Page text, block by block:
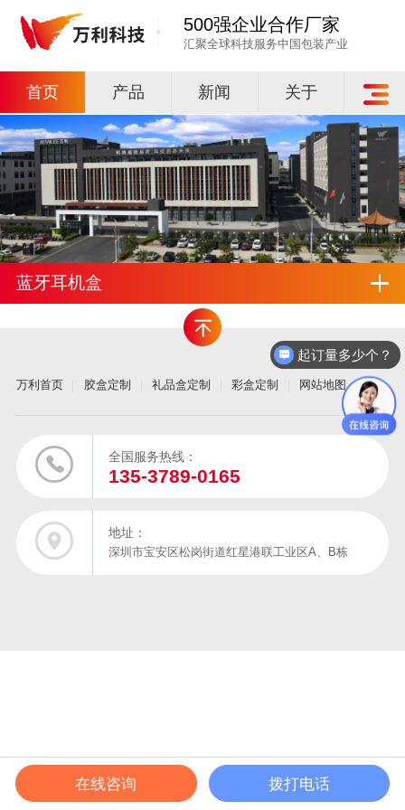
500强企业合作厂家
汇聚全球科技服务中国包装产业
首页 产品 新闻 关于
蓝牙耳机盒
万利首页 胶盒定制 礼品盒定制 彩盒定制 网站地图
全国服务热线：
135-3789-0165
地址：
深圳市宝安区松岗街道红星港联工业区A、B栋
在线电话 成功案例 解决方案
起订量多少个？
在线咨询 拨打电话